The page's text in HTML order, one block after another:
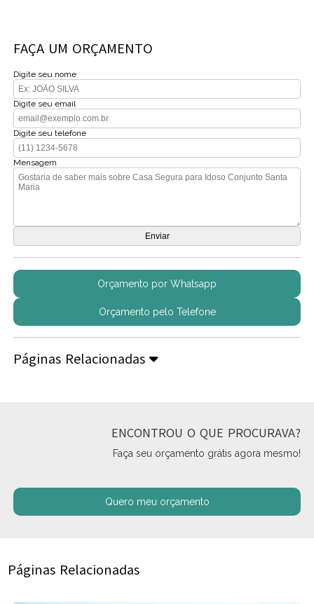
FAÇA UM ORÇAMENTO
Digite seu nome
Digite seu email
Digite seu telefone
Mensagem
Orçamento por Whatsapp
Orçamento pelo Telefone
Páginas Relacionadas
ENCONTROU O QUE PROCURAVA?
Faça seu orçamento grátis agora mesmo!
Quero meu orçamento
Páginas Relacionadas